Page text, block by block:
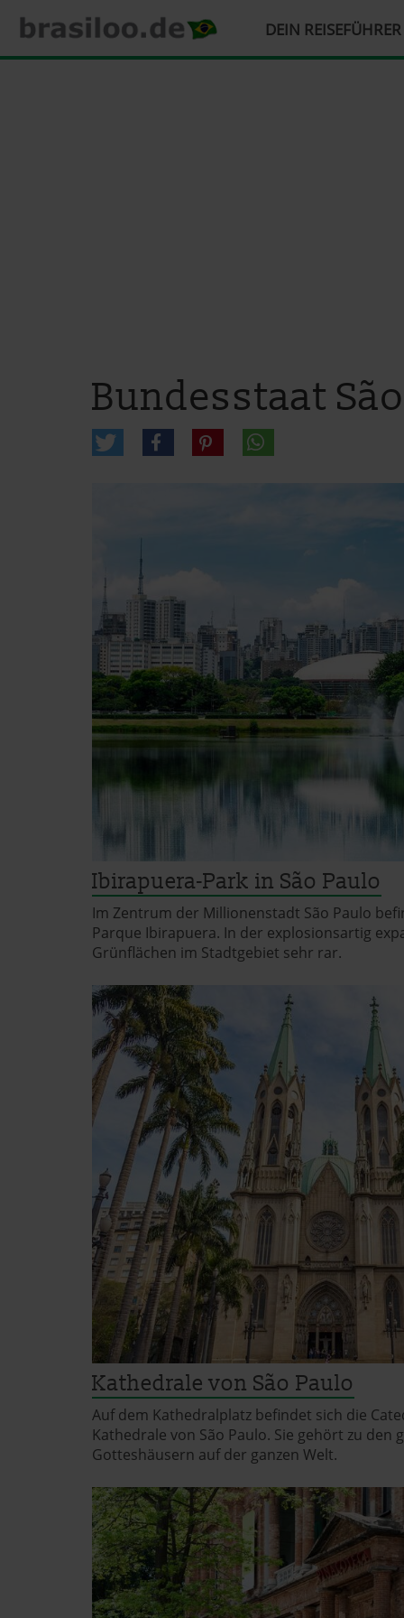
HAUPTMENÜ DEIN REISEFÜHRER
Bundesstaat
Ibirapuera-Park in São Paulo
Im Zentrum der Millionenstadt São Paulo
Parque Ibirapuera. In der explosionsartig
Grünflächen im Stadtgebiet sehr rar.
Kathedrale von São Paulo
Auf dem Kathedralplatz befindet sich die
Kathedrale von São Paulo. Sie gehört zu den
Gotteshäusern auf der ganzen Welt.